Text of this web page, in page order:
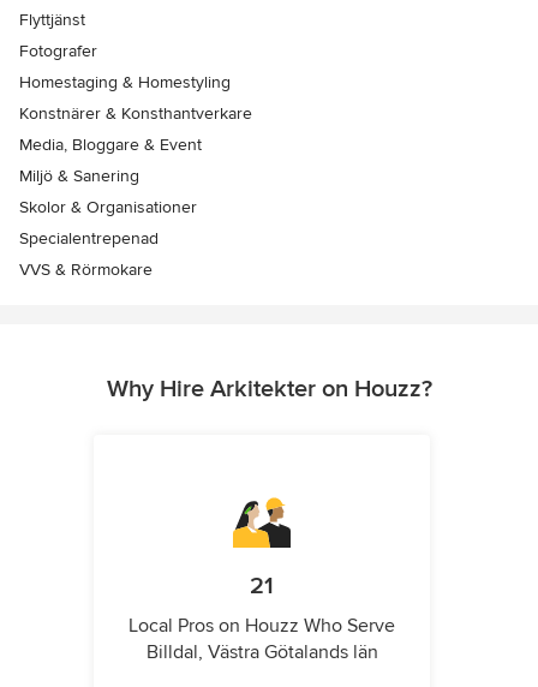
Flyttjänst
Fotografer
Homestaging & Homestyling
Konstnärer & Konsthantverkare
Media, Bloggare & Event
Miljö & Sanering
Skolor & Organisationer
Specialentrepenad
VVS & Rörmokare
Why Hire Arkitekter on Houzz?
21
Local Pros on Houzz Who Serve
Billdal, Västra Götalands län